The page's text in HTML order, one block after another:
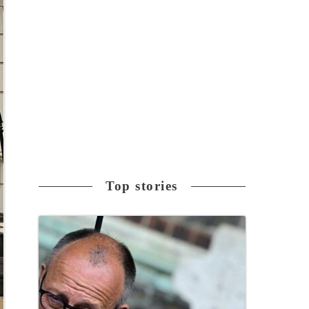
Top stories